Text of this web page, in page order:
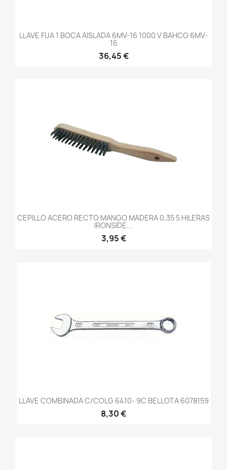
LLAVE FIJA 1 BOCA AISLADA 6MV-16 1000 V BAHCO 6MV-
16
36,45 €
CEPILLO ACERO RECTO MANGO MADERA 0,35 5 HILERAS
IRONSIDE...
3,95 €
LLAVE COMBINADA C/COLG 6410- 9C BELLOTA 6078159
8,30 €